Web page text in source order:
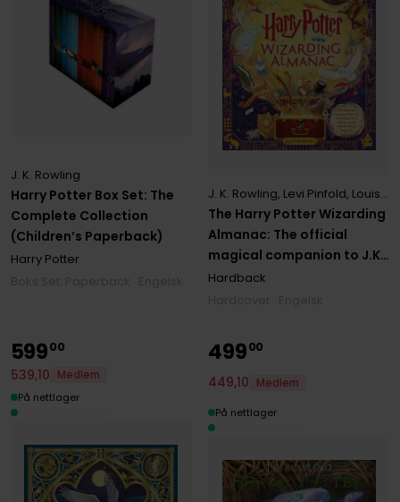
Harry Potter Box Set: The
Complete Collection
(Children’s Paperback)
J. K. Rowling
Harry Potter
The Harry Potter Wizarding
Almanac: The official
magical companion to J.K.
Rowling's Harry Potter
J. K. Rowling, Levi Pinfold, Louise Lockhart
Hardback
59900
539,10
Medlem
På nettlager
49900
449,10 Medlem
På nettlager